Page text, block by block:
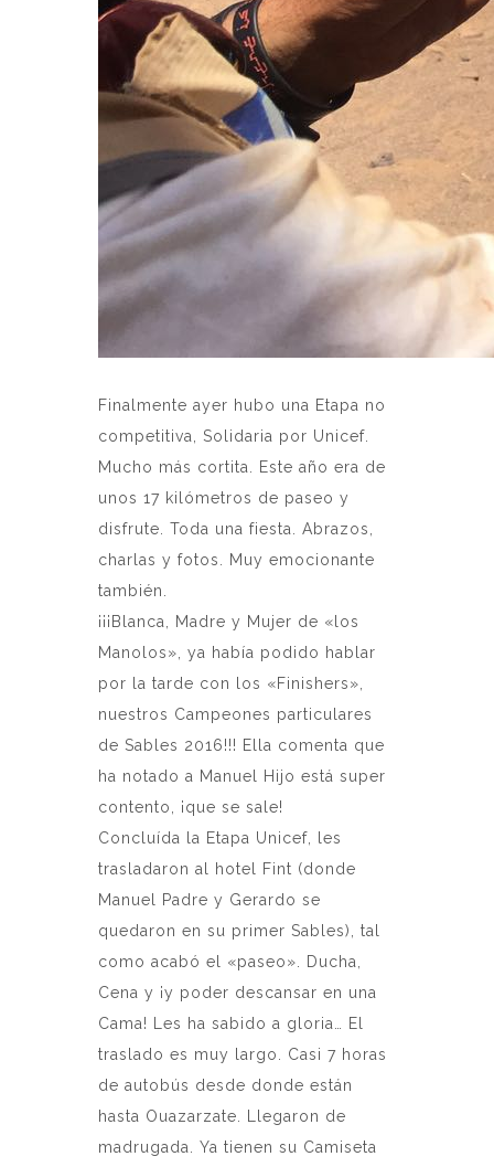
Finalmente ayer hubo una Etapa no
competitiva, Solidaria por Unicef.
Mucho más cortita. Este año era de
unos 17 kilómetros de paseo y
disfrute. Toda una fiesta. Abrazos,
charlas y fotos. Muy emocionante
también.
¡¡¡Blanca, Madre y Mujer de «los
Manolos», ya había podido hablar
por la tarde con los «Finishers»,
nuestros Campeones particulares
de Sables 2016!!! Ella comenta que
ha notado a Manuel Hijo está super
contento, ¡que se sale!
Concluída la Etapa Unicef, les
trasladaron al hotel Fint (donde
Manuel Padre y Gerardo se
quedaron en su primer Sables), tal
como acabó el «paseo». Ducha,
Cena y ¡y poder descansar en una
Cama! Les ha sabido a gloria… El
traslado es muy largo. Casi 7 horas
de autobús desde donde están
hasta Ouazarzate. Llegaron de
madrugada. Ya tienen su Camiseta